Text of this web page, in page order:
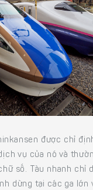
được chỉ
vụ của nó và
số. Tàu nhanh chỉ
dừng tại các ga lớn